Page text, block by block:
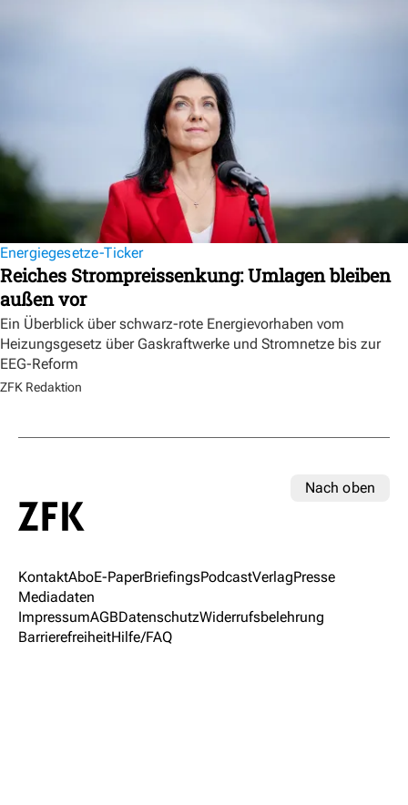
Energiegesetze-Ticker
Reiches Strompreissenkung: Umlagen bleiben
außen vor
Ein Überblick über schwarz-rote Energievorhaben vom
Heizungsgesetz über Gaskraftwerke und Stromnetze bis zur
EEG-Reform
ZFK Redaktion
Nach oben
KontaktAboE-PaperBriefingsPodcastVerlagPresse
Mediadaten
ImpressumAGBDatenschutzWiderrufsbelehrung
BarrierefreiheitHilfe/FAQ